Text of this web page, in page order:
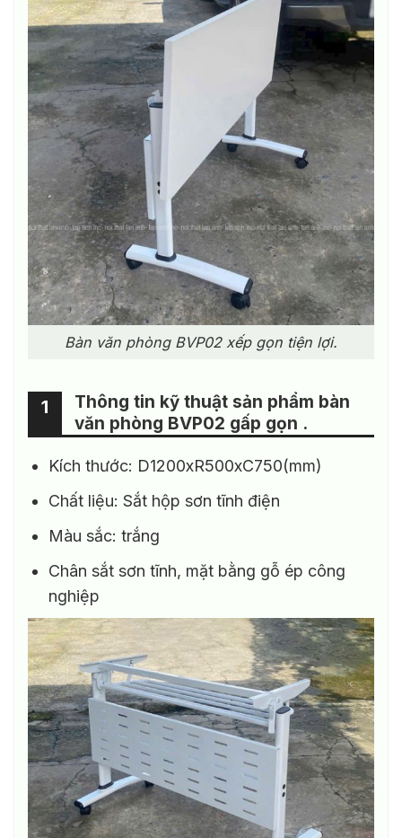
Bàn văn phòng BVP02 xếp gọn tiện lợi.
Thông tin kỹ thuật sản phẩm bàn
văn phòng BVP02 gấp gọn .
1
Kích thước: D1200xR500xC750(mm)
Chất liệu: Sắt hộp sơn tĩnh điện
Màu sắc: trắng
Chân sắt sơn tĩnh, mặt bằng gỗ ép công
nghiệp